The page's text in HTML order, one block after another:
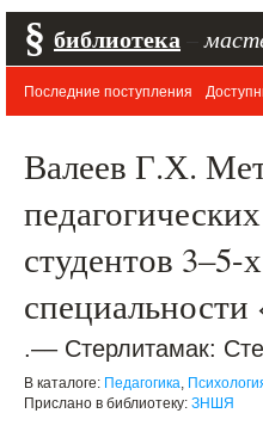
§ библиотека
Последние поступления
Валеев Г.Х.
студентов 3–5-
специальности
.–– Стерлитамак:
В каталоге: Педагогика,
Прислано в библиотеку: ЗНШЯ